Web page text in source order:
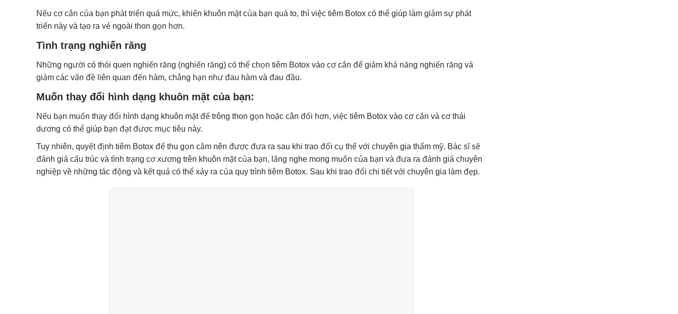
Nếu cơ cắn của bạn phát triển quá mức, khiến khuôn mặt của bạn quá to, thì việc tiêm Botox có thể giúp làm giảm sự phát
triển này và tạo ra vẻ ngoài thon gọn hơn.
Tình trạng nghiến răng
Những người có thói quen nghiến răng (nghiến răng) có thể chọn tiêm Botox vào cơ cắn để giảm khả năng nghiến răng và
giảm các vấn đề liên quan đến hàm, chẳng hạn như đau hàm và đau đầu.
Muốn thay đổi hình dạng khuôn mặt của bạn:
Nếu bạn muốn thay đổi hình dạng khuôn mặt để trông thon gọn hoặc cân đối hơn, việc tiêm Botox vào cơ cắn và cơ thái
dương có thể giúp bạn đạt được mục tiêu này.
Tuy nhiên, quyết định tiêm Botox để thu gọn cằm nên được đưa ra sau khi trao đổi cụ thể với chuyên gia thẩm mỹ. Bác sĩ sẽ
đánh giá cấu trúc và tình trạng cơ xương trên khuôn mặt của bạn, lắng nghe mong muốn của bạn và đưa ra đánh giá chuyên
nghiệp về những tác động và kết quả có thể xảy ra của quy trình tiêm Botox. Sau khi trao đổi chi tiết với chuyên gia làm đẹp.